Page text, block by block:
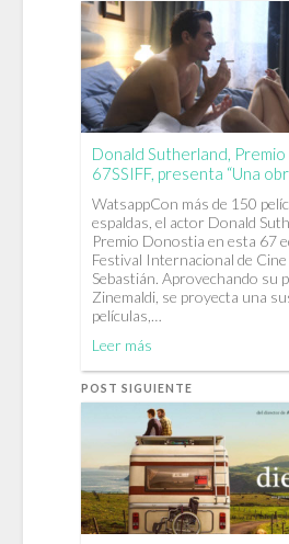
Donald Sutherland,
67SSIFF, presenta “Una
WatsappCon más de 150
espaldas, el actor Donald
Premio Donostia en esta 67
Festival Internacional de Cine
Sebastián. Aprovechando su
Zinemaldi, se proyecta una
películas,…
Leer más
POST SIGUIENTE